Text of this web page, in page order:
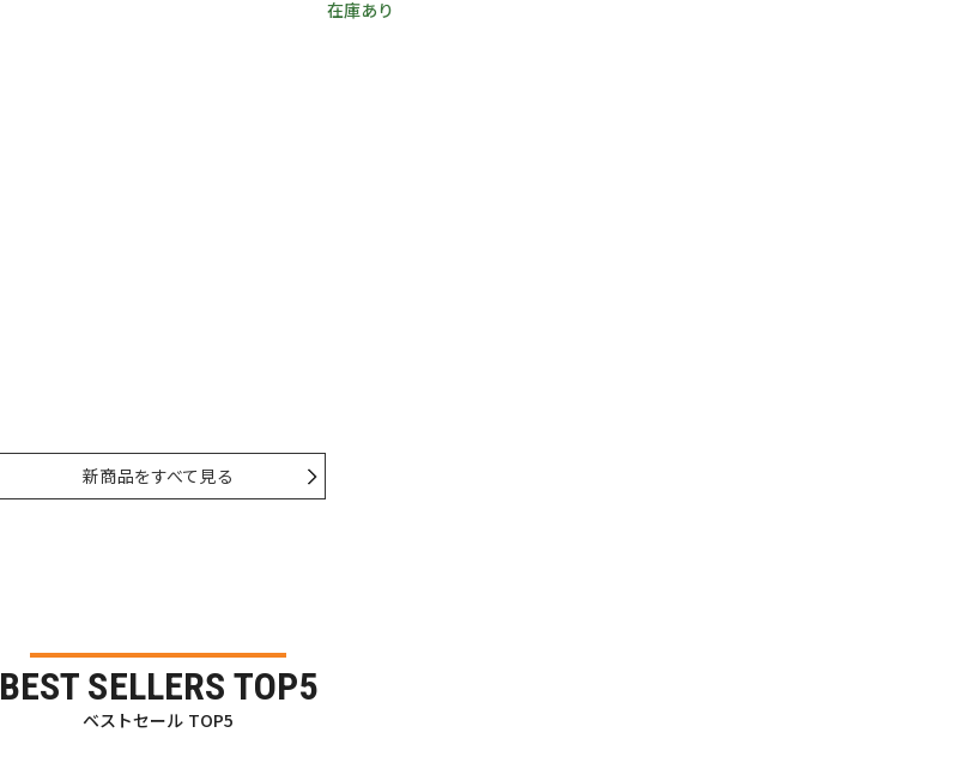
在庫あり
新商品をすべて見る
BEST SELLERS TOP5
ベストセール TOP5